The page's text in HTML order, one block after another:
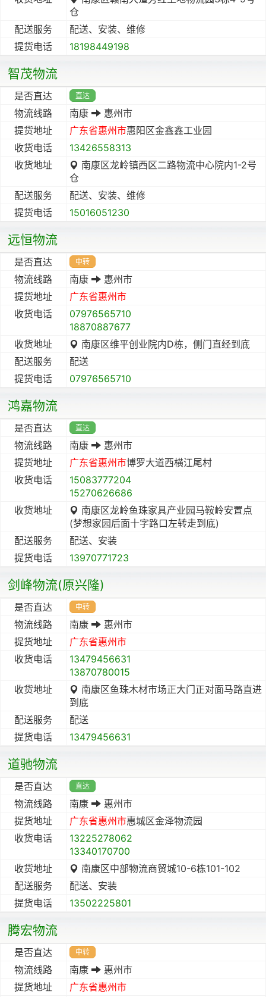
仓
配送服务
配送、安装、维修
提货电话
18198449198
智茂物流
是否直达 直达
物流线路 南康
惠州市
提货地址
广东省惠州市惠阳区金鑫鑫工业园
收货电话
13426558313
收货地址
南康区龙岭镇西区二路物流中心院内1-2号
仓
配送服务
配送、安装、维修
提货电话
15016051230
远恒物流
是否直达 中转
物流线路 南康
惠州市
提货地址
广东省惠州市
收货电话
07976565710
18870887677
收货地址
南康区维平创业院内D栋，侧门直经到底
配送服务
配送
提货电话
07976565710
鸿嘉物流
是否直达 直达
物流线路 南康
惠州市
提货地址
广东省惠州市博罗大道西横江尾村
收货电话
15083777204
15270626686
收货地址
南康区龙岭鱼珠家具产业园马鞍岭安置点
(梦想家园后面十字路口左转走到底)
配送服务
配送、安装
提货电话
13970771723
剑峰物流(原兴隆)
是否直达 中转
物流线路 南康
惠州市
提货地址
广东省惠州市
收货电话
13479456631
13870780015
收货地址
南康区鱼珠木材市场正大门正对面马路直进
到底
配送服务
配送
提货电话
13479456631
道驰物流
是否直达 直达
物流线路 南康
惠州市
提货地址
广东省惠州市惠城区金泽物流园
收货电话
13225278062
13340170700
收货地址
南康区中部物流商贸城10-6栋101-102
配送服务
配送、安装
提货电话
13502225801
腾宏物流
是否直达 中转
物流线路 南康
惠州市
提货地址
广东省惠州市